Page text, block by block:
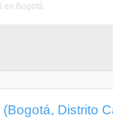
en Bogotá
Distrito